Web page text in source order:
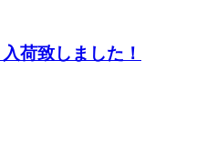
致しました！